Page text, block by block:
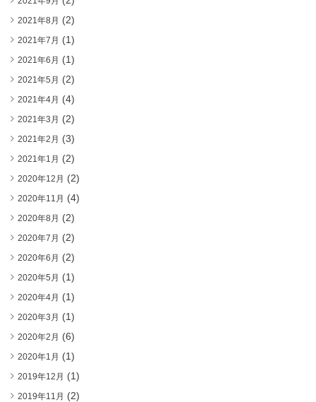
2021年8月 (2)
2021年7月 (1)
2021年6月 (1)
2021年5月 (2)
2021年4月 (4)
2021年3月 (2)
2021年2月 (3)
2021年1月 (2)
2020年12月 (2)
2020年11月 (4)
2020年8月 (2)
2020年7月 (2)
2020年6月 (2)
2020年5月 (1)
2020年4月 (1)
2020年3月 (1)
2020年2月 (6)
2020年1月 (1)
2019年12月 (1)
2019年11月 (2)